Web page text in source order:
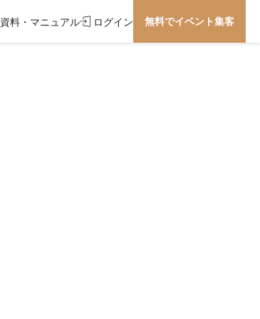
資料・マニュアル ログイン 無料でイベント集客